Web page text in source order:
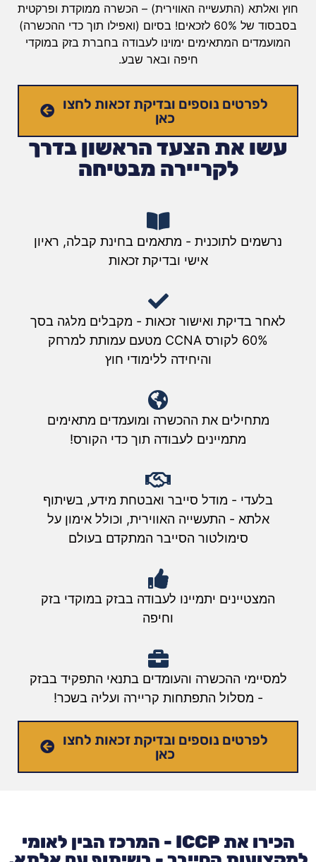
חוץ ואלתא (התעשייה האווירית) – הכשרה ממוקדת ופרקטית
בסבסוד של 60% לזכאים! בסיום (ואפילו תוך כדי ההכשרה)
המועמדים המתאימים ימוינו לעבודה בחברת בזק במוקדי
חיפה ובאר שבע.
לפרטים נוספים ובדיקת זכאות לחצו
כאן
עשו את הצעד הראשון בדרך
לקריירה מבטיחה
נרשמים לתוכנית - מתאמים בחינת קבלה, ראיון
אישי ובדיקת זכאות
לאחר בדיקת ואישור זכאות - מקבלים מלגה בסך
60% לקורס CCNA מטעם עמותת למרחק
והיחידה ללימודי חוץ
מתחילים את ההכשרה ומועמדים מתאימים
מתמיינים לעבודה תוך כדי הקורס!
בלעדי - מודל סייבר ואבטחת מידע, בשיתוף
אלתא - התעשייה האווירית, וכולל אימון על
סימולטור הסייבר המתקדם בעולם
המצטיינים יתמיינו לעבודה בבזק במוקדי בזק
וחיפה
למסיימי ההכשרה והעומדים בתנאי התפקיד בבזק
- מסלול התפתחות קריירה ועליה בשכר!
לפרטים נוספים ובדיקת זכאות לחצו
כאן
הכירו את ICCP - המרכז הבין לאומי